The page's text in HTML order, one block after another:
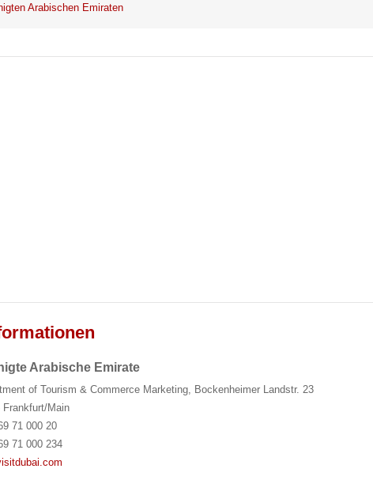
Arabischen Emiraten
Arabische Emirate
of Tourism & Commerce Marketing, Bockenheimer Landstr. 23
Frankfurt/Main
71 000 20
71 000 234